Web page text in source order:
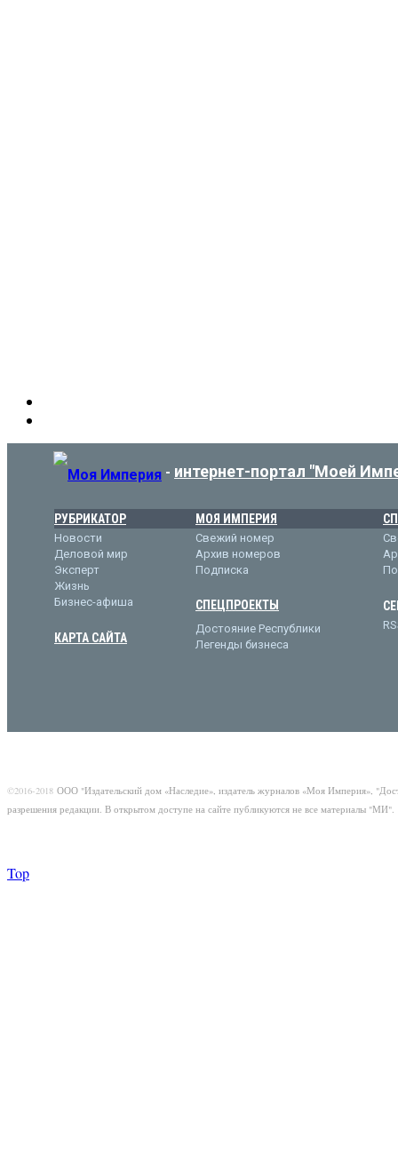
- интернет-портал "Моей
РУБРИКАТОР
Новости
Деловой мир
Эксперт
Жизнь
Бизнес-афиша
КАРТА САЙТА
МОЯ ИМПЕРИЯ
Свежий номер
Архив номеров
Подписка
СПЕЦПРОЕКТЫ
Достояние Республики
Легенды бизнеса
©2016-2018 ООО "Издательский дом «Наследие», издатель журналов «Моя Империя»,
разрешения редакции. В открытом доступе на сайте публикуются не все материалы "МИ".
Top